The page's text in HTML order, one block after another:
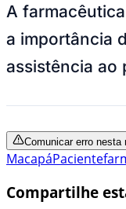
A
a importância
assistência ao
Comunicar erro nesta
MacapáPaciente
Compartilhe